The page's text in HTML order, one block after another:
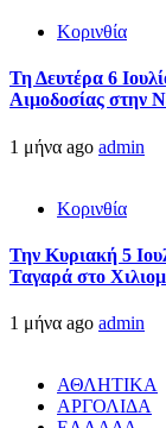
Κορινθία
Τη Δευτέρα 6
Αιμοδοσίας στην
1 μήνα ago admin
Κορινθία
Την Κυριακή 5
Ταγαρά στο
1 μήνα ago admin
ΑΘΛΗΤΙΚΑ
ΑΡΓΟΛΙΔΑ